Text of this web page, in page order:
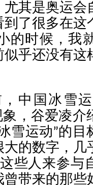
其是奥运会
了很多在这
的时候，我
乎还没有这
中国冰雪
，谷爱凌介
雪运动”的目
的数字，几
些人来参与
带来的那些